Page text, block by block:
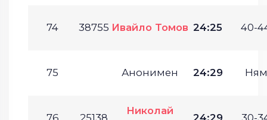
74 38755 Ивайло Томов 24:25 40-
75 Анонимен 24:29
76 25138
Николай
24:29 30-